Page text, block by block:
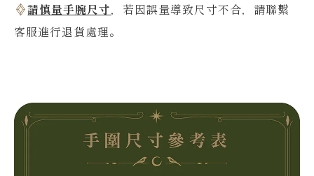
請慎量手腕尺寸，若因誤量導致尺寸不合，請聯繫
客服進行退貨處理。